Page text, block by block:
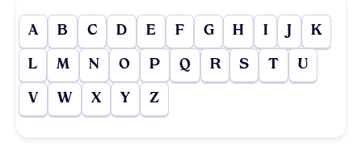
A B C D E F G H I J K
L M N O P Q R S T U
V W X Y Z